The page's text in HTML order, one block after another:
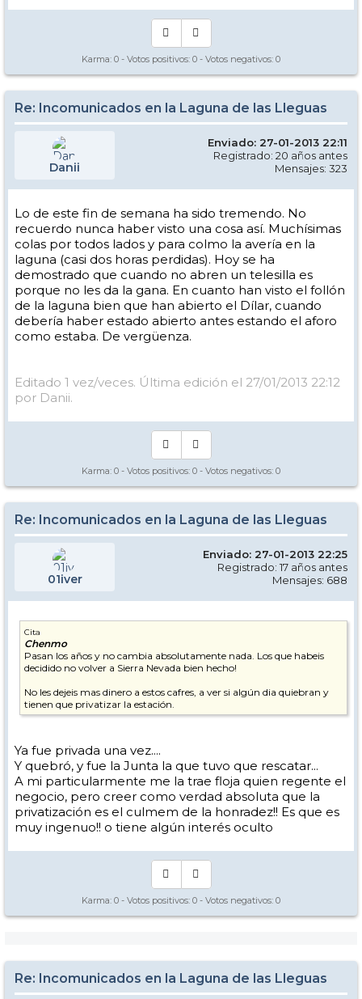
uso de él.
Y si el motivo era justificado, ¿cómo de repente suben gente en un
Sólo me gustaría obtener respuesta a esas preguntas, ya que unas
horas de esquí perdidas, son aceptables. Montar gente en un telesilla
son cumplir todas las condiciones necesarias para funcionar, de ser
así, en ningún caso me lo parecería.
Saludos.
Karma: 0 - Votos positivos: 0 - Votos negativos: 0
Re: Incomunicados en la Laguna de las Lleguas
Danii
Enviado: 27-01-2013 22:11
Registrado: 20 años antes
Mensajes: 323
Lo de este fin de semana ha sido tremendo. No
recuerdo nunca haber visto una cosa así. Muchísimas
colas por todos lados y para colmo la avería en la
laguna (casi dos horas perdidas). Hoy se ha
demostrado que cuando no abren un telesilla es
porque no les da la gana. En cuanto han visto el follón
de la laguna bien que han abierto el Dílar, cuando
debería haber estado abierto antes estando el aforo
como estaba. De vergüenza.
Editado 1 vez/veces. Última edición el 27/01/2013 22:12
por Danii.
Karma: 0 - Votos positivos: 0 - Votos negativos: 0
Re: Incomunicados en la Laguna de las Lleguas
01iver
Enviado: 27-01-2013 22:25
Registrado: 17 años antes
Mensajes: 688
Cita
Chenmo
Pasan los años y no cambia absolutamente nada. Los que habeis
decidido no volver a Sierra Nevada bien hecho!
No les dejeis mas dinero a estos cafres, a ver si algún dia quiebran y
tienen que privatizar la estación.
Ya fue privada una vez....
Y quebró, y fue la Junta la que tuvo que rescatar...
A mi particularmente me la trae floja quien regente el
negocio, pero creer como verdad absoluta que la
privatización es el culmem de la honradez!! Es que es
muy ingenuo!! o tiene algún interés oculto
Karma: 0 - Votos positivos: 0 - Votos negativos: 0
Re: Incomunicados en la Laguna de las Lleguas